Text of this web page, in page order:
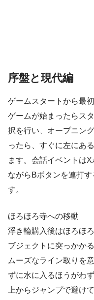
序盤と現代編
ゲームスタートから最
ゲームが始まったらス
択を行い、オープニン
ったら、すぐに左にあ
ます。会話イベントは
ながらBボタンを連打
す。
ほろほろ寺への移動
浮き輪購入後はほろほ
ブジェクトに突っかか
ムーズなライン取りを
ずに水に入るほうがわ
上からジャンプで避け